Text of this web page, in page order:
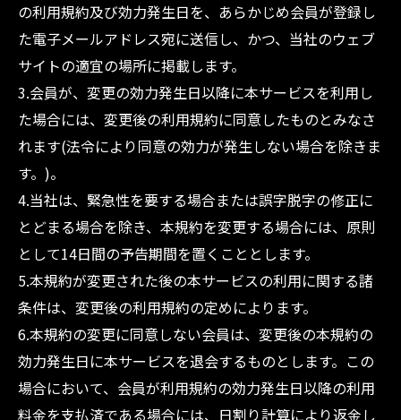
の利用規約及び効力発生日を、あらかじめ会員が登録し
た電子メールアドレス宛に送信し、かつ、当社のウェブ
サイトの適宜の場所に掲載します。
3.会員が、変更の効力発生日以降に本サービスを利用し
た場合には、変更後の利用規約に同意したものとみなさ
れます(法令により同意の効力が発生しない場合を除きま
す。)。
4.当社は、緊急性を要する場合または誤字脱字の修正に
とどまる場合を除き、本規約を変更する場合には、原則
として14日間の予告期間を置くこととします。
5.本規約が変更された後の本サービスの利用に関する諸
条件は、変更後の利用規約の定めによります。
6.本規約の変更に同意しない会員は、変更後の本規約の
効力発生日に本サービスを退会するものとします。この
場合において、会員が利用規約の効力発生日以降の利用
料金を支払済である場合には、日割り計算により返金し